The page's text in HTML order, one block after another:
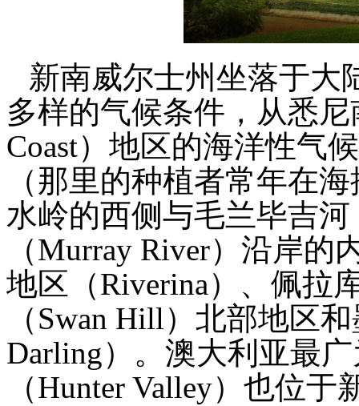
新南威尔士州坐落于大
多样的气候条件，从悉尼
Coast）地区的海洋性气
（那里的种植者常年在
水岭的西侧与毛兰毕吉
（Murray River）沿岸
地区（Riverina）、佩拉
（Swan Hill）北部地区
Darling）。澳大利亚最
（Hunter Valley）也位